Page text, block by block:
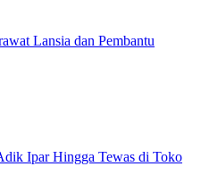
Lansia dan Pembantu
Ipar Hingga Tewas di Toko